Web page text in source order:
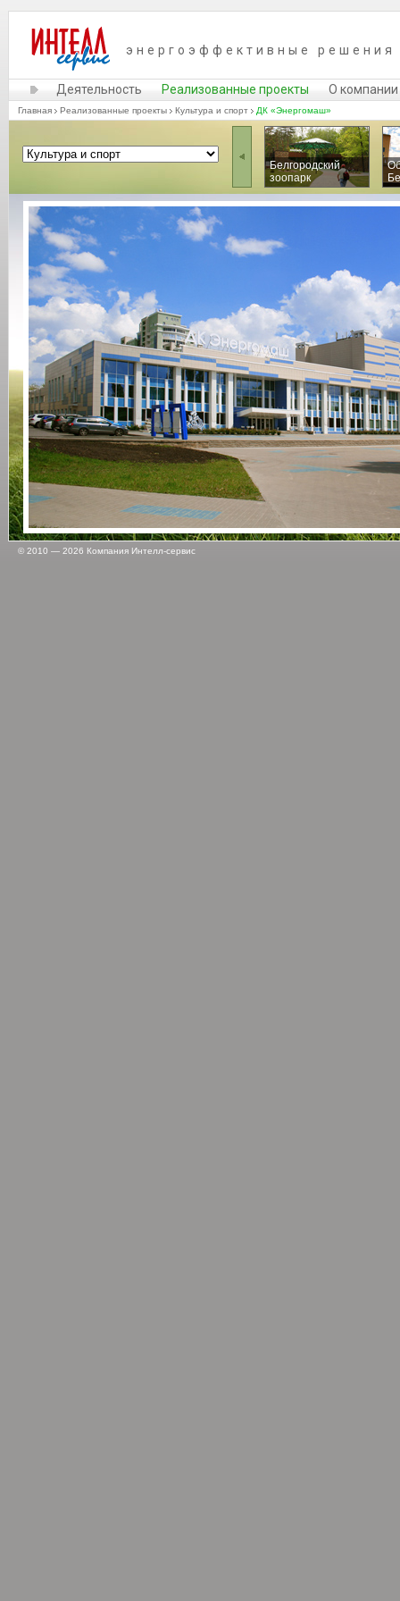
энергоэффективные решения
Деятельность Реализованные проекты О компании
Главная Реализованные проекты Культура и спорт ДК «Энергомаш»
Белгородский
зоопарк
© 2010 — 2026 Компания Интелл-сервис